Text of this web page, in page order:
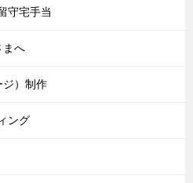
守宅手当
まへ
ジ）制作
ング